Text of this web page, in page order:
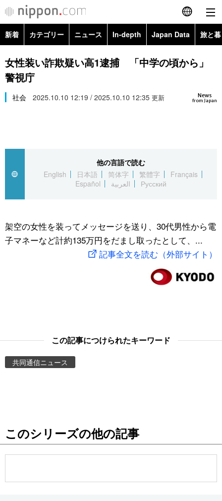
English
简体字
Русский
カテゴリー
経済・ビジネス
国際
文化
トップ
アーカイブ
In-depth
Japan Data
動画/Live
お知らせ
新着 カテゴリー ニュース In-depth Japan Data 旅と
政治・外交
経済・ビジネス
スポーツ・東京2020
Topics
女性装い詐欺疑い高1逮捕 「中学の頃から」
警視庁
News
from Japan
社会 2025.10.10 12:19 / 2025.10.10 12:35 更新
他の言語で読む
English
日本語 简体字 繁體字
Français
Español
العربية Русский
架空の女性を装ってメッセージを送り、30代男性から電
子マネーなど計約135万円をだまし取ったとして、...
記事全文を読む（外部サイト）
この記事につけられたキーワード
共同通信ニュース
このシリーズの他の記事